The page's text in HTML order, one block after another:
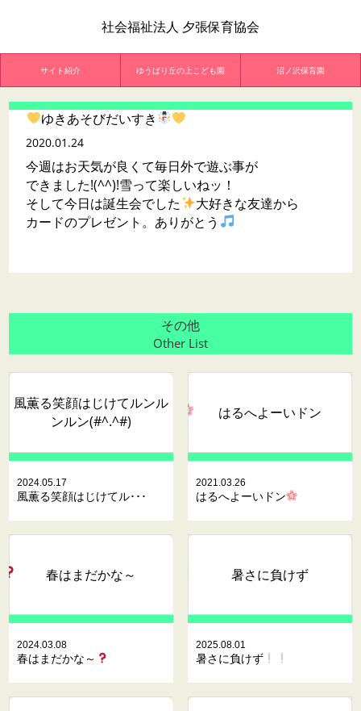
社会福祉法人 夕張保育協会
サイト紹介 ゆうばり丘の上こども園 沼ノ沢保育園
ゆきあそびだいすき
2020.01.24
今週はお天気が良くて毎日外で遊ぶ事が
できました!(^^)!雪って楽しいねッ！
そして今日は誕生会でした
大好きな友達から
カードのプレゼント。ありがとう
その他
Other List
風薫る笑顔はじけてルンル
ンルン(#^.^#)
2024.05.17
風薫る笑顔はじけてル･･･
はるへよーいドン
2021.03.26
はるへよーいドン
春はまだかな～
2024.03.08
春はまだかな～
暑さに負けず
2025.08.01
暑さに負けず